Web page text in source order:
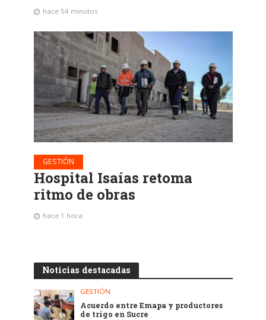
hace 54 minutos
GESTIÓN
Hospital Isaías retoma
ritmo de obras
hace 1 hora
Noticias destacadas
GESTIÓN
Acuerdo entre Emapa y productores
de trigo en Sucre